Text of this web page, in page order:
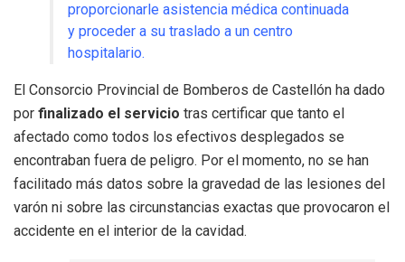
proporcionarle asistencia médica continuada
y proceder a su traslado a un centro
hospitalario.
El Consorcio Provincial de Bomberos de Castellón ha dado
por finalizado el servicio tras certificar que tanto el
afectado como todos los efectivos desplegados se
encontraban fuera de peligro. Por el momento, no se han
facilitado más datos sobre la gravedad de las lesiones del
varón ni sobre las circunstancias exactas que provocaron el
accidente en el interior de la cavidad.